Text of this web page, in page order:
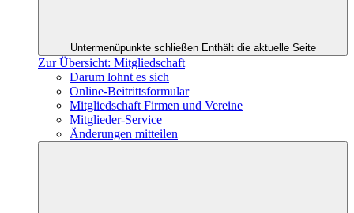
Untermenüpunkte schließen Enthält die aktuelle Seite
Zur Übersicht: Mitgliedschaft
Darum lohnt es sich
Online-Beitrittsformular
Mitgliedschaft Firmen und Vereine
Mitglieder-Service
Änderungen mitteilen